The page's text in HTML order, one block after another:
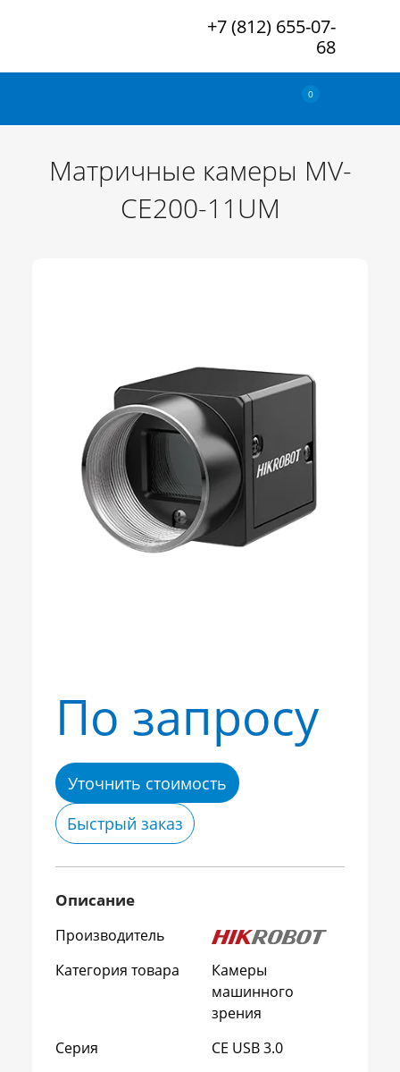
+7 (812) 655-07-
68
0
Матричные камеры MV-
CE200-11UM
По запросу
Уточнить стоимость
Быстрый заказ
Описание
Производитель
Категория товара
Камеры
машинного
зрения
Серия
CE USB 3.0